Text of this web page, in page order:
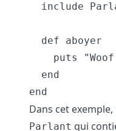
include
  def aboyer
puts
  end
Dans cet
Parlant qui